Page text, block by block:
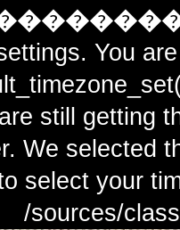
You
still getting
We selected
to select
/sources/